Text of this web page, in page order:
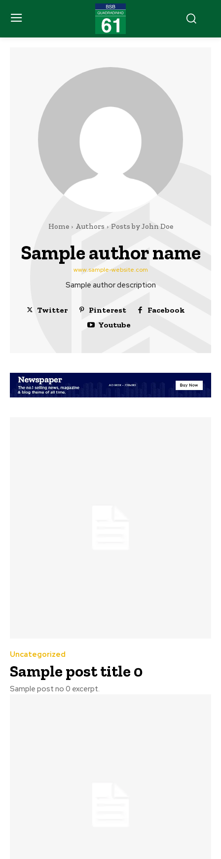
Home Authors Posts by John Doe
Sample author name
www.sample-website.com
Sample author description
Twitter Pinterest
Facebook
Youtube
Uncategorized
Sample post title 0
Sample post no 0 excerpt.